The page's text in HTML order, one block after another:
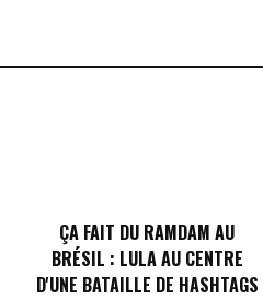
ÇA FAIT DU RAMDAM AU
BRÉSIL : LULA AU CENTRE
D'UNE BATAILLE DE HASHTAGS